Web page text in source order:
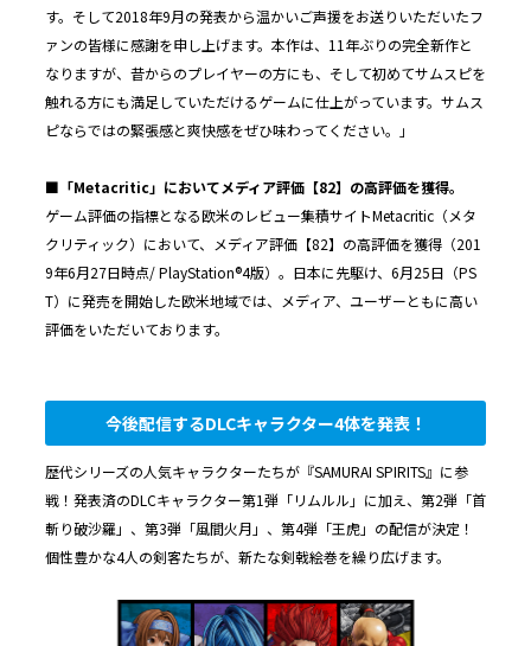
す。そして2018年9月の発表から温かいご声援をお送りいただいたフ
ァンの皆様に感謝を申し上げます。本作は、11年ぶりの完全新作と
なりますが、昔からのプレイヤーの方にも、そして初めてサムスピを
触れる方にも満足していただけるゲームに仕上がっています。サムス
ピならではの緊張感と爽快感をぜひ味わってください。」
■「Metacritic」においてメディア評価【82】の高評価を獲得。
ゲーム評価の指標となる欧米のレビュー集積サイトMetacritic（メタ
クリティック）において、メディア評価【82】の高評価を獲得（201
9年6月27日時点/ PlayStation®4版）。日本に先駆け、6月25日（PS
T）に発売を開始した欧米地域では、メディア、ユーザーともに高い
評価をいただいております。
今後配信するDLCキャラクター4体を発表！
歴代シリーズの人気キャラクターたちが『SAMURAI SPIRITS』に参
戦！発表済のDLCキャラクター第1弾「リムルル」に加え、第2弾「首
斬り破沙羅」、第3弾「風間火月」、第4弾「王虎」の配信が決定！
個性豊かな4人の剣客たちが、新たな剣戟絵巻を繰り広げます。